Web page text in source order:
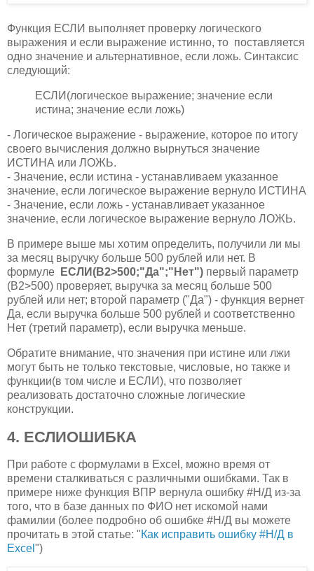
Функция ЕСЛИ выполняет проверку логического
выражения и если выражение истинно, то поставляется
одно значение и альтернативное, если ложь. Синтаксис
следующий:
ЕСЛИ(логическое выражение; значение если
истина; значение если ложь)
- Логическое выражение - выражение, которое по итогу
своего вычисления должно вырнуться значение
ИСТИНА или ЛОЖЬ.
- Значение, если истина - устанавливаем указанное
значение, если логическое выражение вернуло ИСТИНА
- Значение, если ложь - устанавливает указанное
значение, если логическое выражение вернуло ЛОЖЬ.
В примере выше мы хотим определить, получили ли мы
за месяц выручку больше 500 рублей или нет. В
формуле
ЕСЛИ(B2>500;"Да";"Нет") первый параметр
(B2>500) проверяет, выручка за месяц больше 500
рублей или нет; второй параметр ("Да") - функция вернет
Да, если выручка больше 500 рублей и соответственно
Нет (третий параметр), если выручка меньше.
Обратите внимание, что значения при истине или лжи
могут быть не только текстовые, числовые, но также и
функции(в том числе и ЕСЛИ), что позволяет
реализовать достаточно сложные логические
конструкции.
4. ЕСЛИОШИБКА
При работе с формулами в Excel, можно время от
времени сталкиваться с различными ошибками. Так в
примере ниже функция ВПР вернула ошибку #Н/Д из-за
того, что в базе данных по ФИО нет искомой нами
фамилии (более подробно об ошибке #Н/Д вы можете
прочитать в этой статье: "Как исправить ошибку #Н/Д в
Excel ")